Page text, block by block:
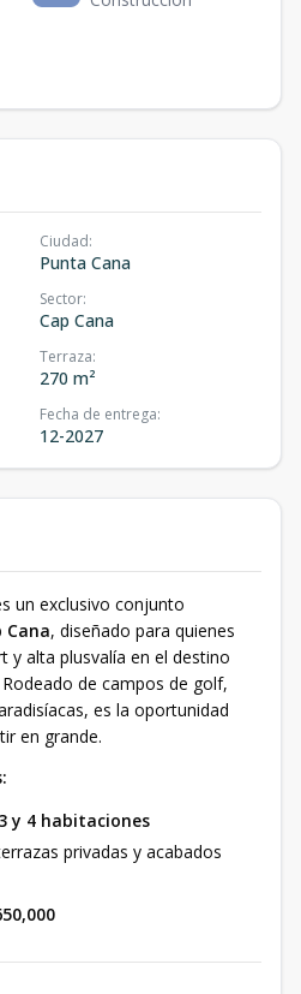
Ciudad:
Punta Cana
Sector:
Cap Cana
Terraza:
270 m²
Fecha de entrega:
12-2027
un exclusivo conjunto
Cana, diseñado para quienes
y alta plusvalía en el destino
de campos de golf,
es la oportunidad
en grande.
y 4 habitaciones
privadas y acabados